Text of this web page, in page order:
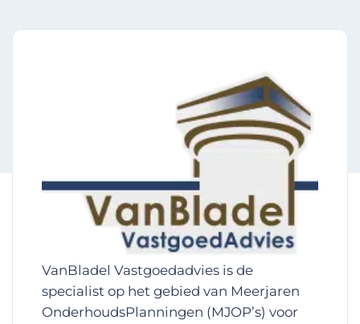
VanBladel Vastgoedadvies is de
specialist op het gebied van Meerjaren
OnderhoudsPlanningen (MJOP’s) voor